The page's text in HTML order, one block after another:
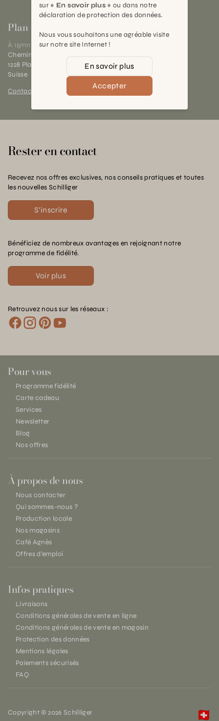
Plan-les-Ouates
À 15mn du centre de Genève
Chemin des Charrotons 25
1228 Plan-les-Ouates (GE)
Suisse
Contact et horaires
Rester en contact
Recevez nos offres exclusives, nos conseils pratiques et toutes
les nouvelles Schilliger
S'inscrire
Bénéficiez de nombreux avantages en rejoignant notre
programme de fidélité.
Voir plus
Retrouvez nous sur les réseaux :
Pour vous
Programme fidélité
Carte cadeau
Services
Newsletter
Blog
Nos offres
À propos de nous
Nous contacter
Qui sommes-nous ?
Production locale
Nos magasins
Café Agnès
Offres d'emploi
Infos pratiques
Livraisons
Conditions générales de vente en ligne
Conditions générales de vente en magasin
Protection des données
Mentions légales
Paiements sécurisés
FAQ
Copyright © 2026 Schilliger 🇨🇭
sur « En savoir plus » ou dans notre
déclaration de protection des données.
Nous vous souhaitons une agréable visite
sur notre site Internet !
En savoir plus
Accepter